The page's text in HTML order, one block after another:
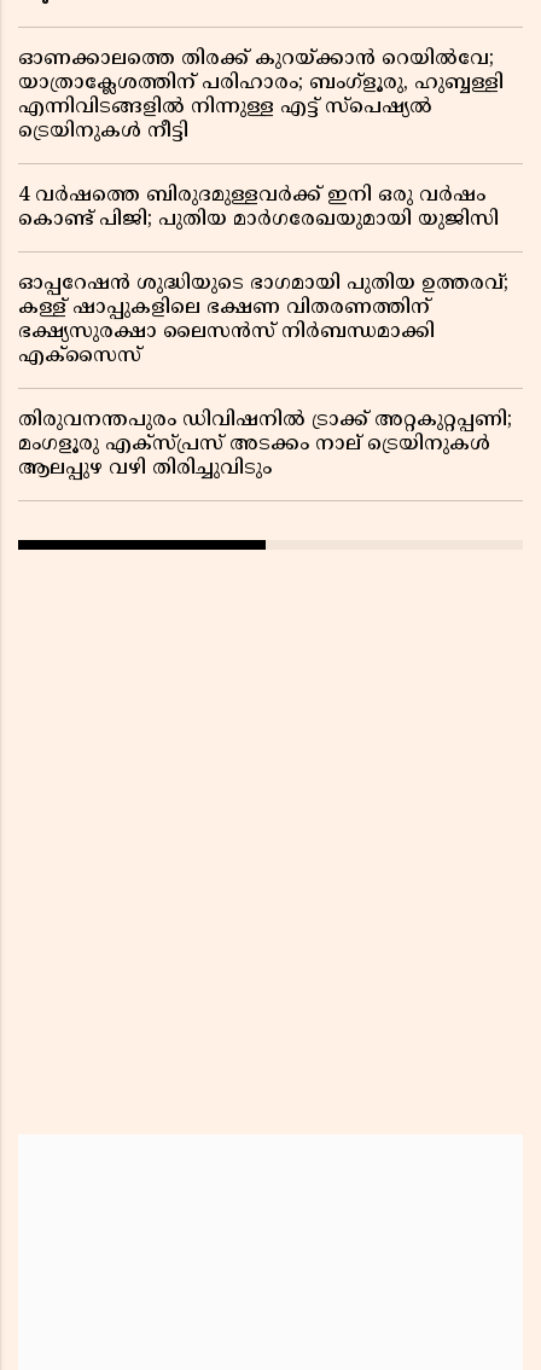
ഓണക്കാലത്തെ തിരക്ക് കുറയ്ക്കാൻ റെയിൽവേ;
യാത്രാക്ലേശത്തിന് പരിഹാരം; ബംഗ്ളൂരു, ഹുബ്ബള്ളി
എന്നിവിടങ്ങളിൽ നിന്നുള്ള എട്ട് സ്പെഷ്യൽ
ട്രെയിനുകൾ നീട്ടി
4 വർഷത്തെ ബിരുദമുള്ളവർക്ക് ഇനി ഒരു വർഷം
കൊണ്ട് പിജി; പുതിയ മാർഗരേഖയുമായി യുജിസി
ഓപ്പറേഷൻ ശുദ്ധിയുടെ ഭാഗമായി പുതിയ ഉത്തരവ്;
കള്ള് ഷാപ്പുകളിലെ ഭക്ഷണ വിതരണത്തിന്
ഭക്ഷ്യസുരക്ഷാ ലൈസൻസ് നിർബന്ധമാക്കി
എക്സൈസ്
തിരുവനന്തപുരം ഡിവിഷനിൽ ട്രാക്ക് അറ്റകുറ്റപ്പണി;
മംഗളൂരു എക്സ്പ്രസ് അടക്കം നാല് ട്രെയിനുകൾ
ആലപ്പുഴ വഴി തിരിച്ചുവിടും